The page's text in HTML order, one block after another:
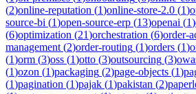
(2)online-reputation (1)online-store-2.0 (1)
source-bi (1)open-source-erp (13)openai (1)
(6)optimization (21)orchestration (6)order-
management (2)order-routing (1)orders (1)
(1)orm (3)oss (1)otto (3)outsourcing (3)
(1)ozon (1)packaging (2)page-objects (1)
(1)pagination (1)pajak (1)pakistan (2)